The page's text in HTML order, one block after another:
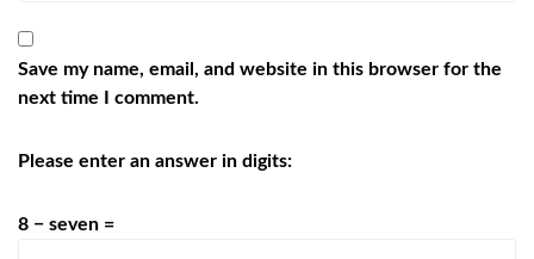
Save my name, email, and website in this browser for the
next time I comment.
Please enter an answer in digits:
8 − seven =